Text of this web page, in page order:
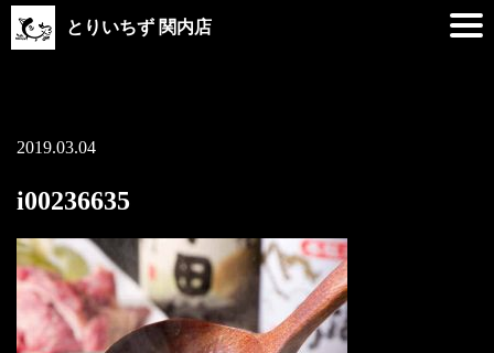
とりいちず 関内店
2019.03.04
i00236635